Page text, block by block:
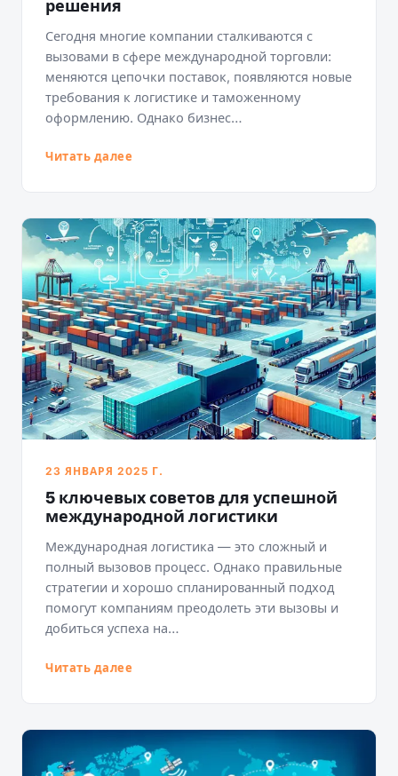
решения
Сегодня многие компании сталкиваются с
вызовами в сфере международной торговли:
меняются цепочки поставок, появляются новые
требования к логистике и таможенному
оформлению. Однако бизнес…
Читать далее
23 ЯНВАРЯ 2025 Г.
5 ключевых советов для успешной
международной логистики
Международная логистика — это сложный и
полный вызовов процесс. Однако правильные
стратегии и хорошо спланированный подход
помогут компаниям преодолеть эти вызовы и
добиться успеха на…
Читать далее